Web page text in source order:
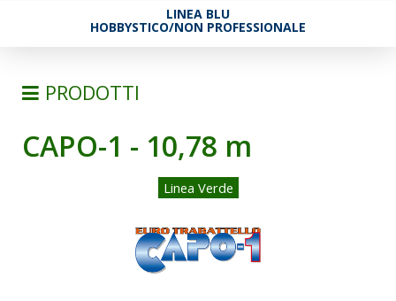
LINEA BLU
HOBBYSTICO/NON PROFESSIONALE
PRODOTTI
SCALE
TRABATTELLI ALLUMINIO
SGABELLI E CAVALLETTI
CAPO-1 - 10,78 m
Linea Verde